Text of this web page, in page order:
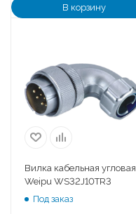
В корзину
Вилка кабельная угловая
Weipu WS32J10TR3
Под заказ